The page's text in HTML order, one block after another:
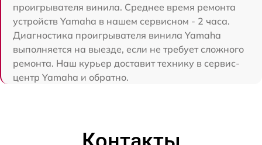
проигрывателя винила. Среднее время ремонта
устройств Yamaha в нашем сервисном - 2 часа.
Диагностика проигрывателя винила Yamaha
выполняется на выезде, если не требует сложного
ремонта. Наш курьер доставит технику в сервис-
центр Yamaha и обратно.